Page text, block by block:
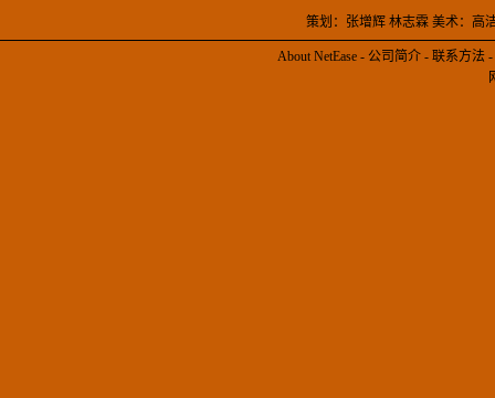
策划：张增辉 林志霖 美术：
About NetEase - 公司简介 - 联系方法 -